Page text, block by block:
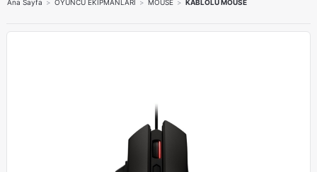
Ana Sayfa > OYUNCU EKİPMANLARI > MOUSE > KABLOLU MOUSE